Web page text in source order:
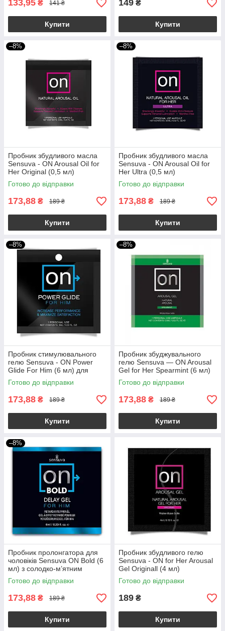
133,95 ₴ 141 ₴
Купити
149 ₴
Купити
–8%
Пробник збудливого масла
Sensuva - ON Arousal Oil for
Her Original (0,5 мл)
Готово до відправки
173,88 ₴ 189 ₴
Купити
–8%
Пробник збудливого масла
Sensuva - ON Arousal Oil for
Her Ultra (0,5 мл)
Готово до відправки
173,88 ₴ 189 ₴
Купити
–8%
Пробник стимулювального
гелю Sensuva - ON Power
Glide For Him (6 мл) для
суперерекції
Готово до відправки
173,88 ₴ 189 ₴
Купити
–8%
Пробник збуджувального
гелю Sensuva — ON Arousal
Gel for Her Spearmint (6 мл)
Готово до відправки
173,88 ₴ 189 ₴
Купити
–8%
Пробник пролонгатора для
чоловіків Sensuva ON Bold (6
мл) з солодко-м’ятним
смаком
Готово до відправки
173,88 ₴ 189 ₴
Купити
Пробник збудливого гелю
Sensuva - ON for Her Arousal
Gel Originall (4 мл)
Готово до відправки
189 ₴
Купити